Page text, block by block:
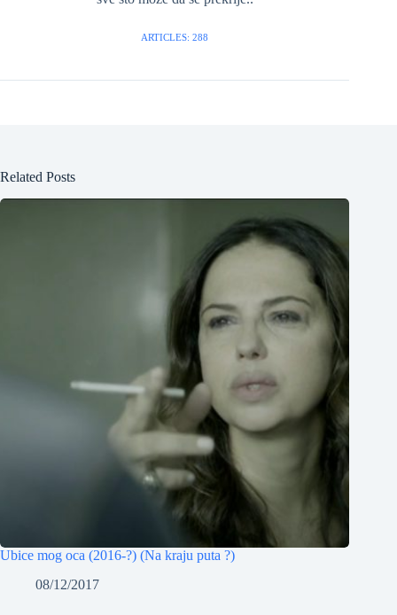
ARTICLES: 288
Related Posts
Ubice mog oca (2016-?) (Na kraju puta ?)
08/12/2017